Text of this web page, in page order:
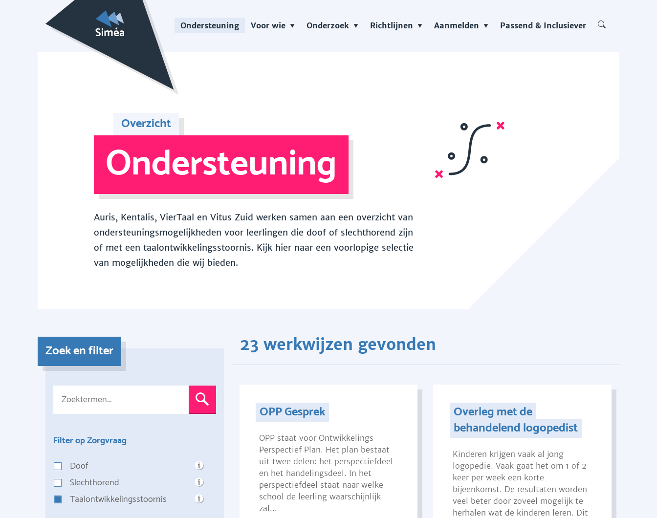
Ondersteuning Voor wie Onderzoek Richtlijnen Aanmelden Passend & Inclusiever
Overzicht
Ondersteuning
Auris, Kentalis, VierTaal en Vitus Zuid werken samen aan een overzicht van
ondersteuningsmogelijkheden voor leerlingen die doof of slechthorend zijn
of met een taalontwikkelingsstoornis. Kijk hier naar een voorlopige selectie
van mogelijkheden die wij bieden.
Zoek en filter
Filter op Zorgvraag
Doof
Slechthorend
Taalontwikkelingsstoornis
23 werkwijzen gevonden
OPP Gesprek
OPP staat voor Ontwikkelings
Perspectief Plan. Het plan bestaat
uit twee delen: het perspectiefdeel
en het handelingsdeel. In het
perspectiefdeel staat naar welke
school de leerling waarschijnlijk
zal...
Overleg met de
behandelend logopedist
Kinderen krijgen vaak al jong
logopedie. Vaak gaat het om 1 of 2
keer per week een korte
bijeenkomst. De resultaten worden
veel beter door zoveel mogelijk te
herhalen wat de kinderen leren. Dit